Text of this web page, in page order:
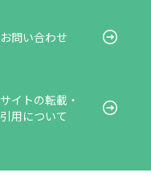
お問い合わせ
サイトの転載・
引用について